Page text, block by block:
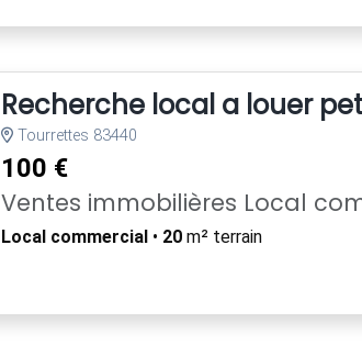
Recherche local a louer
Tourrettes 83440
100 €
Ventes immobilières Local
Local commercial • 20m² terrain